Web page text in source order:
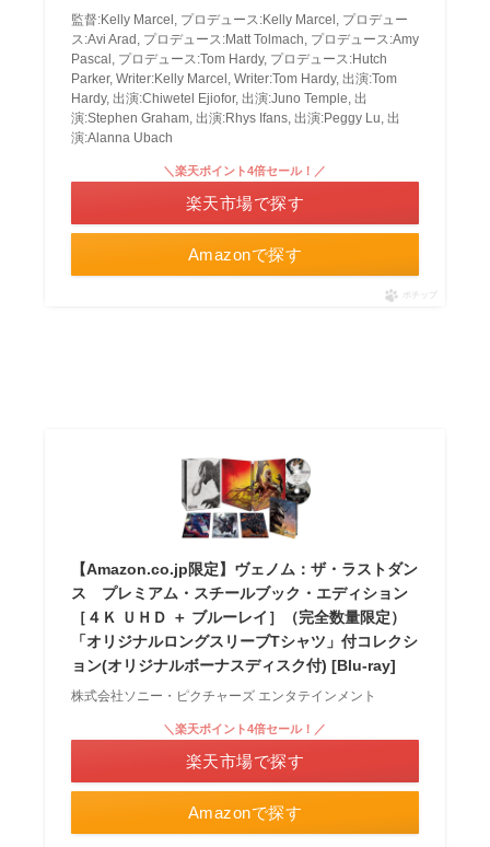
監督:Kelly Marcel, プロデュース:Kelly Marcel, プロデュー
ス:Avi Arad, プロデュース:Matt Tolmach, プロデュース:Amy
Pascal, プロデュース:Tom Hardy, プロデュース:Hutch
Parker, Writer:Kelly Marcel, Writer:Tom Hardy, 出演:Tom
Hardy, 出演:Chiwetel Ejiofor, 出演:Juno Temple, 出
演:Stephen Graham, 出演:Rhys Ifans, 出演:Peggy Lu, 出
演:Alanna Ubach
Amazonで探す
＼楽天ポイント4倍セール！／
楽天市場で探す
ポチップ
【Amazon.co.jp限定】ヴェノム：ザ・ラストダン
ス プレミアム・スチールブック・エディション
［４Ｋ ＵＨＤ ＋ ブルーレイ］（完全数量限定）
「オリジナルロングスリーブTシャツ」付コレクシ
ョン(オリジナルボーナスディスク付) [Blu-ray]
株式会社ソニー・ピクチャーズ エンタテインメント
Amazonで探す
＼楽天ポイント4倍セール！／
楽天市場で探す